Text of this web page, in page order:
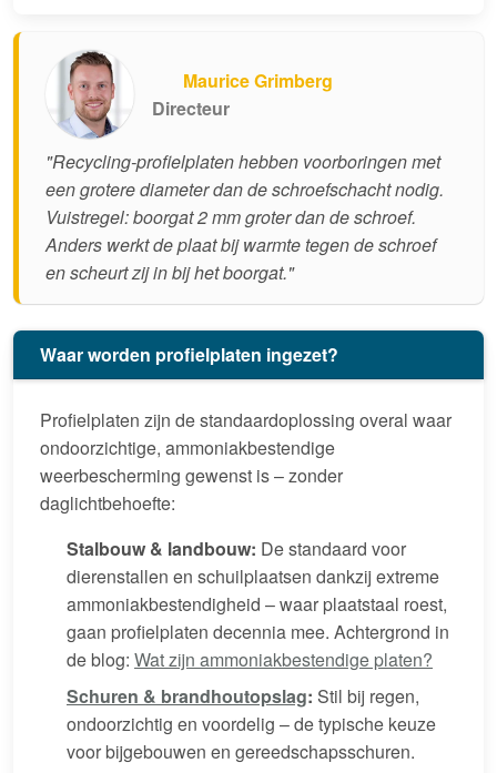
Maurice Grimberg
Directeur
"Recycling-profielplaten hebben voorboringen met
een grotere diameter dan de schroefschacht nodig.
Vuistregel: boorgat 2 mm groter dan de schroef.
Anders werkt de plaat bij warmte tegen de schroef
en scheurt zij in bij het boorgat."
Waar worden profielplaten ingezet?
Profielplaten zijn de standaardoplossing overal waar
ondoorzichtige, ammoniakbestendige
weerbescherming gewenst is – zonder
daglichtbehoefte:
Stalbouw & landbouw: De standaard voor
dierenstallen en schuilplaatsen dankzij extreme
ammoniakbestendigheid – waar plaatstaal roest,
gaan profielplaten decennia mee. Achtergrond in
de blog: Wat zijn ammoniakbestendige platen?
Schuren & brandhoutopslag: Stil bij regen,
ondoorzichtig en voordelig – de typische keuze
voor bijgebouwen en gereedschapsschuren.